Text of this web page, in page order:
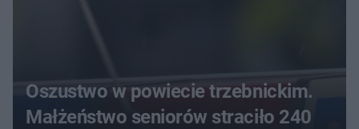
Oszustwo w powiecie trzebnickim.
Małżeństwo seniorów straciło 240